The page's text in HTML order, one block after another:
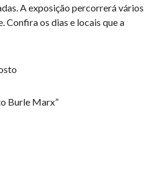
A exposição percorrerá vários
Confira os dias e locais que a
Burle Marx”